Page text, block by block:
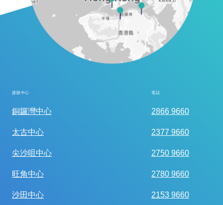
護眼中心 電話
銅鑼灣中心 2866 9660
太古中心 2377 9660
尖沙咀中心 2750 9660
旺角中心 2780 9660
沙田中心 2153 9660